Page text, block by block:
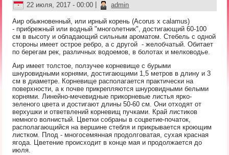
22 июля, 2017 - 00:00 admin
Аир обыкновенный, или ирный корень (Acorus х calamus)
- прибрежный или водный "многолетник", достигающий 60-100
см в высоту и обладающий сильным ароматом. Стебель с одной
стороны имеет острое ребро, а с другой - желобчатый. Обитает
по берегам рек, различных водоемов, в болотах и мелководье.
Аир имеет толстое, ползучее корневище с бурыми
шнуровидными корнями, достигающими 1,5 метров в длину и 3
см в диаметре. Корневище располагается практически на
поверхности, а к почве прикрепляются шнуровидными белыми
корнями. Линейно-мечевидные прикорневые листья ярко-
зеленого цвета и достигают длины 50-60 см. Они отходят от
верхушки и ответвлений корневищ пучками. Край листиков
немного волнистый. Цветки собраны в соцветие-початок,
располагающийся на вершине стебля и прикрывается кроющим
листком. Плод - многосемянная продолговатая, сухая красная
ягода. Цветение происходит в конце мая и продолжается до
июля.